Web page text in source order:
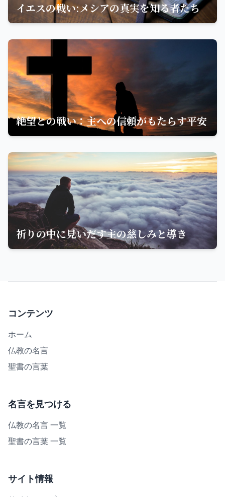
イエスの戦い:メシアの真実を知る者たち
絶望との戦い：主への信頼がもたらす平安
祈りの中に見いだす主の慈しみと導き
コンテンツ
ホーム
仏教の名言
聖書の言葉
名言を見つける
仏教の名言 一覧
聖書の言葉 一覧
サイト情報